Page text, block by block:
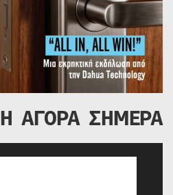
Η ΑΓΟΡΑ ΣΗΜΕΡΑ